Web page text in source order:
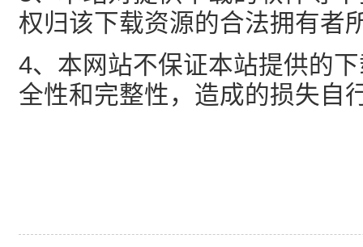
权归该下载资源的合法拥有者
4、本网站不保证本站提供的
全性和完整性，造成的损失自